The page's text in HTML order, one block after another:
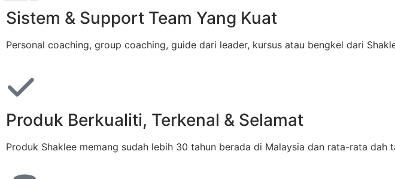
Sistem & Support Team Yang Kuat
Personal coaching, group coaching, guide dari leader, kursus atau bengkel dari
Produk Berkualiti, Terkenal & Selamat
Produk Shaklee memang sudah lebih 30 tahun berada di Malaysia dan rata-rata dah